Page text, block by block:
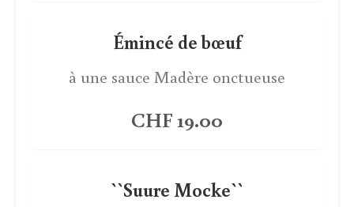
Émincé de bœuf
à une sauce Madère onctueuse
CHF 19.00
``Suure Mocke``